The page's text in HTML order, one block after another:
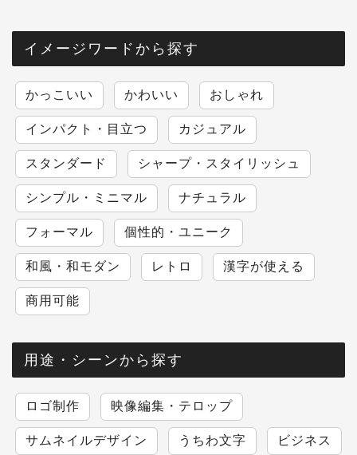
イメージワードから探す
かっこいい かわいい おしゃれ
インパクト・目立つ カジュアル
スタンダード シャープ・スタイリッシュ
シンプル・ミニマル ナチュラル
フォーマル 個性的・ユニーク
和風・和モダン レトロ 漢字が使える
商用可能
用途・シーンから探す
ロゴ制作 映像編集・テロップ
サムネイルデザイン うちわ文字 ビジネス